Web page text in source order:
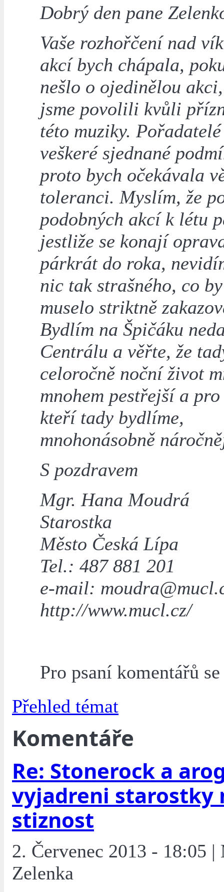
Dobrý den pane
Vaše rozhořčení nad
akcí bych chápala,
nešlo o ojedinělou
jsme povolili kvůli
této muziky.
veškeré sjednané
proto bych očekávala
toleranci. Myslím, že
podobných akcí k létu
jestliže se konají
párkrát do roka,
nic tak strašného, co
muselo striktně
Bydlím na Špičáku
Centrálu a věřte, že
celoročně noční život
mnohem pestřejší a
kteří tady bydlíme,
mnohonásobně
S pozdravem
Mgr. Hana Moudrá
Starostka
Město Česká Lípa
Tel.: 487 881 201
e-mail:
http://www.mucl.cz/
Pro psaní komentářů
Přehled témat
Komentáře
Re: Stonerock a
vyjadreni starostky
stiznost
2. Červenec 2013 - 18:05
Zelenka